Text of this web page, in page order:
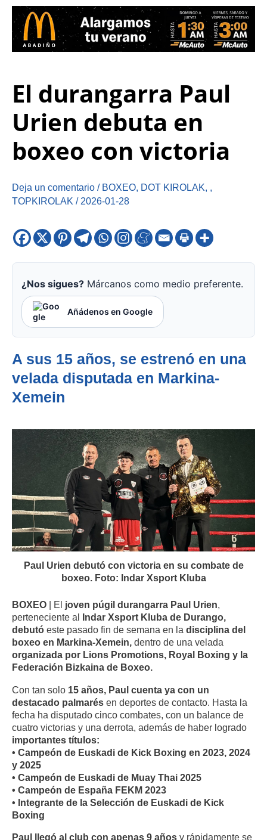
El durangarra Paul
Urien debuta en
boxeo con victoria
Deja un comentario / BOXEO, DOT KIROLAK, ,
TOPKIROLAK / 2026-01-28
¿Nos sigues? Márcanos como medio preferente.
Añádenos en Google
A sus 15 años, se estrenó en una
velada disputada en Markina-
Xemein
Paul Urien debutó con victoria en su combate de
boxeo. Foto: Indar Xsport Kluba
BOXEO | El joven púgil durangarra Paul Urien,
perteneciente al
Indar Xsport Kluba de Durango,
debutó este pasado fin de semana en la disciplina del
boxeo en Markina-Xemein, dentro de una velada
organizada por Lions Promotions, Royal Boxing y la
Federación Bizkaina de Boxeo.
Con tan solo 15 años, Paul cuenta ya con un
destacado palmarés en deportes de contacto. Hasta la
fecha ha disputado cinco combates, con un balance de
cuatro victorias y una derrota, además de haber logrado
importantes títulos:
• Campeón de Euskadi de Kick Boxing en 2023, 2024
y 2025
• Campeón de Euskadi de Muay Thai 2025
• Campeón de España FEKM 2023
• Integrante de la Selección de Euskadi de Kick
Boxing
Paul llegó al club con apenas 9 años y rápidamente se